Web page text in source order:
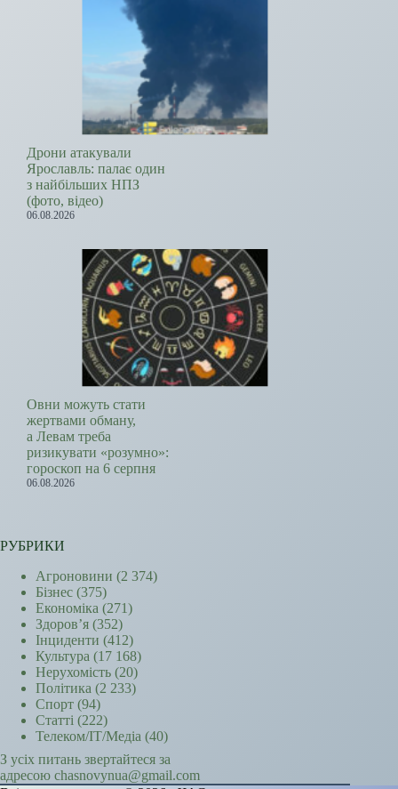
Дрони атакували
Ярославль: палає один
з найбільших НПЗ
(фото, відео)
06.08.2026
Овни можуть стати
жертвами обману,
а Левам треба
ризикувати «розумно»:
гороскоп на 6 серпня
06.08.2026
РУБРИКИ
Агроновини (2 374)
Бізнес (375)
Економіка (271)
Здоров’я (352)
Інциденти (412)
Культура (17 168)
Нерухомість (20)
Політика (2 233)
Спорт (94)
Статті (222)
Телеком/ІТ/Медіа (40)
З усіх питань звертайтеся за
адресою chasnovynua@gmail.com